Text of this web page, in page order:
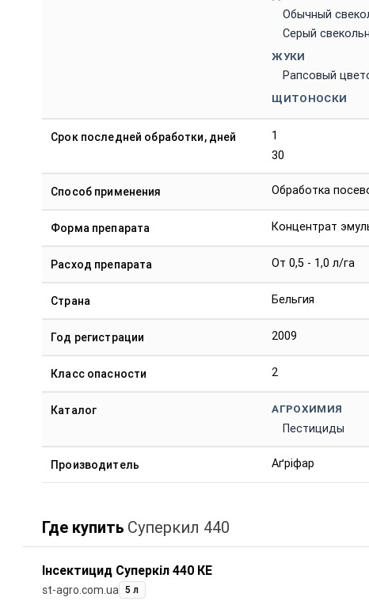
Обычный
Серый
ЖУКИ
Рапсовый
ЩИТОНОСКИ
Срок последней обработки, дней
1
30
Способ применения Обработка
Форма препарата Концентрат
Расход препарата От 0,5 - 1,0 л/га
Страна Бельгия
Год регистрации 2009
Класс опасности 2
Каталог АГРОХИМИЯ
Пестициды
Производитель Аґріфар
Где купить Суперкил 440
Інсектицид Суперкіл 440 КЕ
st-agro.com.ua 5 л